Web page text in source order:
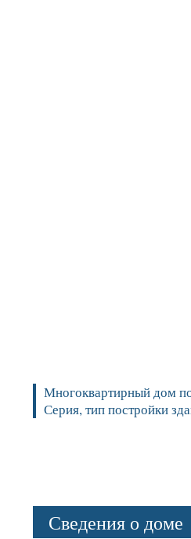
Многоквартирный дом
Серия, тип постройки
Сведения о доме